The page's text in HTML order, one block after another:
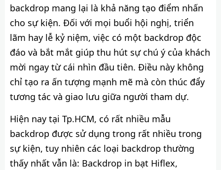
backdrop mang lại là khả năng tạo điểm nhấn
cho sự kiện. Đối với mọi buổi hội nghị, triển
lãm hay lễ kỷ niệm, việc có một backdrop độc
đáo và bắt mắt giúp thu hút sự chú ý của khách
mời ngay từ cái nhìn đầu tiên. Điều này không
chỉ tạo ra ấn tượng mạnh mẽ mà còn thúc đẩy
tương tác và giao lưu giữa người tham dự.
Hiện nay tại Tp.HCM, có rất nhiều mẫu
backdrop được sử dụng trong rất nhiều trong
sự kiện, tuy nhiên các loại backdrop thường
thấy nhất vẫn là: Backdrop in bạt Hiflex,